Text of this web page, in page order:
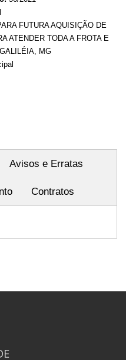
FUTURA AQUISIÇÃO DE
ATENDER TODA A FROTA E
MG
Avisos e Erratas
Contratos